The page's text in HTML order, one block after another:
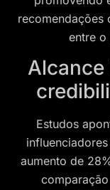
recomendações
entre
Alcance
Estudos
aumento de